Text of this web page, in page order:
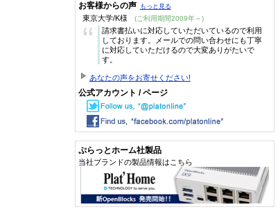
お客様からの声 もっと見る
東京大学/K様 (ご利用期間2009年～)
“
請求書払いに対応していただいているので利用
しております。メールでの問い合わせにも丁寧
に対応していただけるので大変ありがたいで
す。
あなたの声をお寄せください!
公式アカウント / ページ
ぷらっとホーム社製品
当社ブランドの製品情報はこちら